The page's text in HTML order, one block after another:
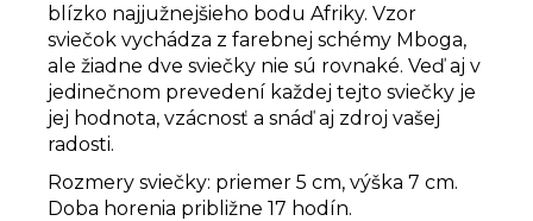
blízko najjužnejšieho bodu Afriky. Vzor
sviečok vychádza z farebnej schémy Mboga,
ale žiadne dve sviečky nie sú rovnaké. Veď aj v
jedinečnom prevedení každej tejto sviečky je
jej hodnota, vzácnosť a snáď aj zdroj vašej
radosti.
Rozmery sviečky: priemer 5 cm, výška 7 cm.
Doba horenia približne 17 hodín.